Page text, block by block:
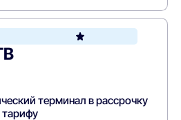
терминал в рассрочку